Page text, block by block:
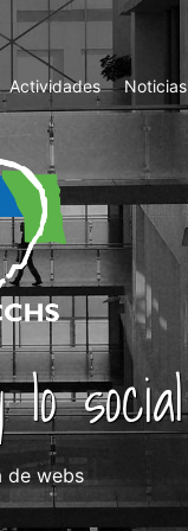
Actividades Noticias
social
de webs